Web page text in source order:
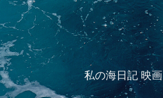
私の海日記 映